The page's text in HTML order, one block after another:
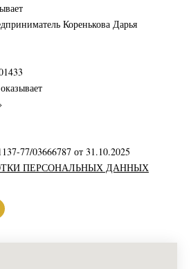
Коренькова Дарья
77/03666787 от 31.10.2025
ПЕРСОНАЛЬНЫХ ДАННЫХ